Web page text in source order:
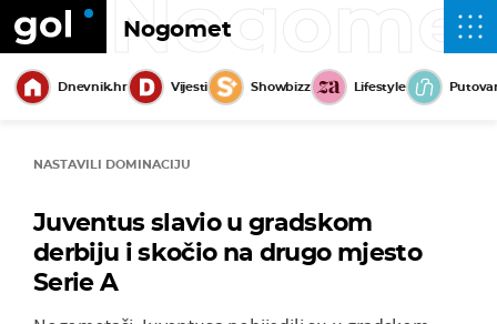
Nogomet
Dnevnik.hr Vijesti Showbizz Lifestyle
NASTAVILI DOMINACIJU
Juventus slavio u gradskom
derbiju i skočio na drugo mjesto
Serie A